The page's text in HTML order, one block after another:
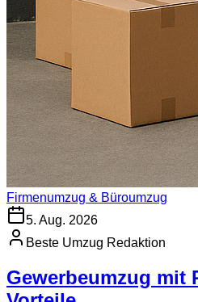
Firmenumzug & Büroumzug
5. Aug. 2026
Beste Umzug Redaktion
Gewerbeumzug mit